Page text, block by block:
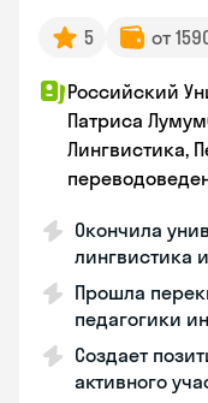
5 от
Российский
Патриса
Лингвистика,
Окончила
лингвистика
Прошла
педагогики
Создает
активного